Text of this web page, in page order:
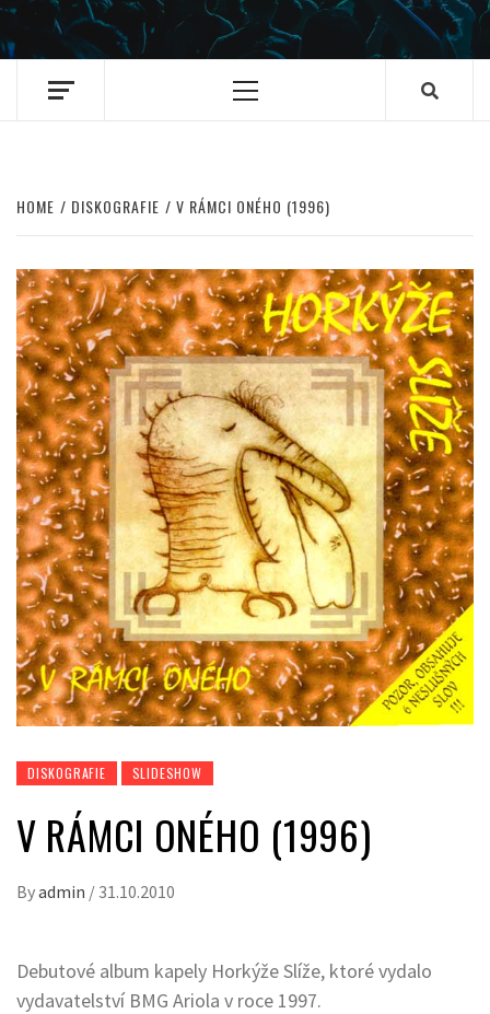
Primary
HOME DISKOGRAFIE V RÁMCI ONÉHO (1996)
DISKOGRAFIE SLIDESHOW
V RÁMCI ONÉHO (1996)
Byadmin / 31.10.2010
Debutové album kapely Horkýže Slíže, ktoré vydalo
vydavatelství BMG Ariola v roce 1997.